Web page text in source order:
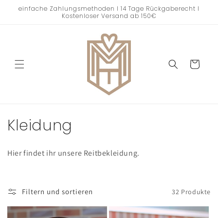
zum
einfache Zahlungsmethoden I 14 Tage Rückgaberecht I
Kostenloser Versand ab 150€
Warenkorb
K
g
Kleidung
Hier findet ihr unsere Reitbekleidung.
Filtern und sortieren 32 Produkte